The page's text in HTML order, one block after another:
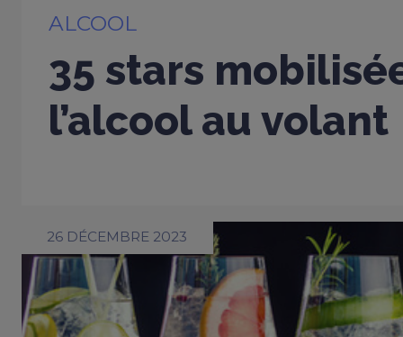
ALCOOL
35 stars
l’alcool au volant
26 DÉCEMBRE 2023